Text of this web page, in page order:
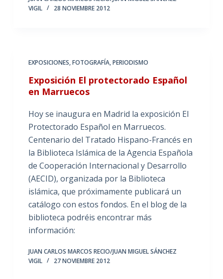
VIGIL
28 NOVIEMBRE 2012
EXPOSICIONES,FOTOGRAFÍA,PERIODISMO
Exposición El protectorado Español
en Marruecos
Hoy se inaugura en Madrid la exposición El
Protectorado Español en Marruecos.
Centenario del Tratado Hispano-Francés en
la Biblioteca Islámica de la Agencia Española
de Cooperación Internacional y Desarrollo
(AECID), organizada por la Biblioteca
islámica, que próximamente publicará un
catálogo con estos fondos. En el blog de la
biblioteca podréis encontrar más
información:
JUAN CARLOS MARCOS RECIO/JUAN MIGUEL SÁNCHEZ
VIGIL
27 NOVIEMBRE 2012